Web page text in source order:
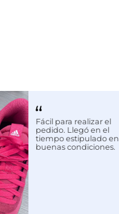
Fácil para realizar el
pedido. Llegó en el
tiempo estipulado en
buenas condiciones.